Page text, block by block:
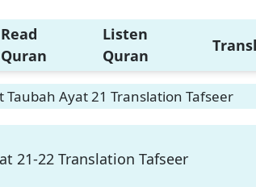
Read
Quran
Listen
Quran
Taubah Ayat 21 Translation Tafseer
21-22 Translation Tafseer